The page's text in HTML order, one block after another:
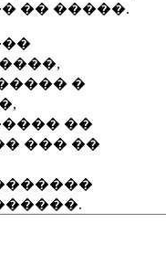
�� �����.
�
��
��� ��